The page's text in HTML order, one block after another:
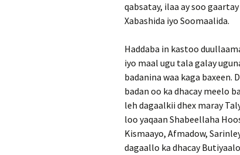
qabsatay, ilaa ay soo
Xabashida iyo Soomaalida.
Haddaba in kastoo
iyo maal ugu tala galay
badanina waa kaga baxeen.
badan oo ka dhacay meelo
leh dagaalkii dhex maray
loo yaqaan Shabeellaha
Kismaayo, Afmadow,
dagaallo ka dhacay